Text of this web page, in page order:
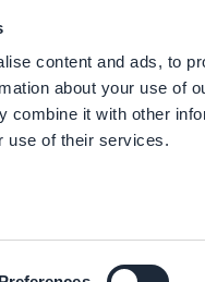
content and ads, to
about your use of
combine it with other
use of their services.